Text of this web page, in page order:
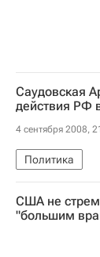
Саудовская
действия РФ
4 сентября 2008,
Политика
США не
"большим